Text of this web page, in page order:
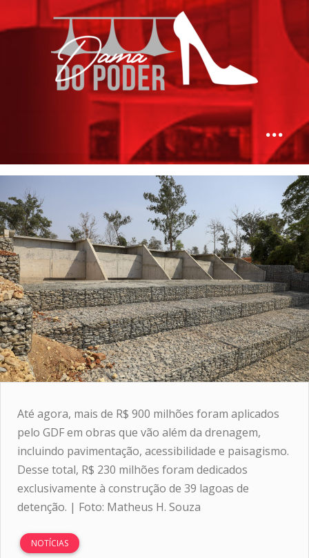
Até agora, mais de R$ 900 milhões foram aplicados
pelo GDF em obras que vão além da drenagem,
incluindo pavimentação, acessibilidade e paisagismo.
Desse total, R$ 230 milhões foram dedicados
exclusivamente à construção de 39 lagoas de
detenção. | Foto: Matheus H. Souza
NOTÍCIAS